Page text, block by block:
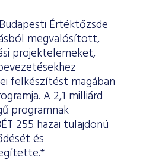
Értéktőzsde
megvalósított,
projektelemeket,
felkészítést magában
A 2,1 milliárd
programnak
255 hazai tulajdonú
és